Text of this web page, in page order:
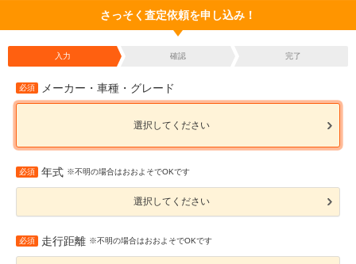
さっそく査定依頼を申し込み！
入力 確認 完了
必須 メーカー・車種・グレード
選択してください
必須 年式 ※不明の場合はおおよそでOKです
選択してください
必須 走行距離 ※不明の場合はおおよそでOKです